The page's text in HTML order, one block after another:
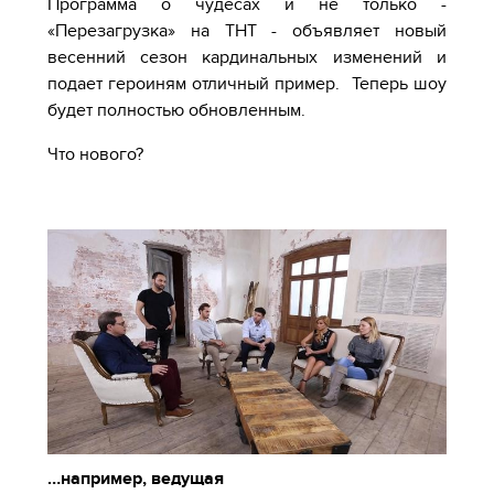
Программа о чудесах и не только -
«Перезагрузка» на ТНТ - объявляет новый
весенний сезон кардинальных изменений и
подает героиням отличный пример. Теперь шоу
будет полностью обновленным.
Что нового?
…например, ведущая